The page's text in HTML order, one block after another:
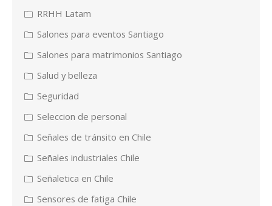
RRHH Latam
Salones para eventos Santiago
Salones para matrimonios Santiago
Salud y belleza
Seguridad
Seleccion de personal
Señales de tránsito en Chile
Señales industriales Chile
Señaletica en Chile
Sensores de fatiga Chile